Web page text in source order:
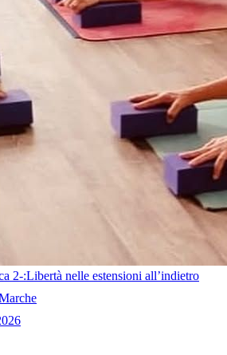
2-:Libertà nelle estensioni all’indietro